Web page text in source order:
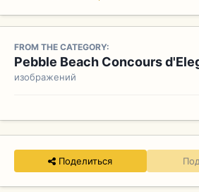
FROM THE CATEGORY:
Pebble Beach Concours
изображений
Поделиться